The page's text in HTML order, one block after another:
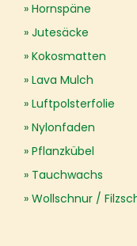
Hornspäne
Jutesäcke
Kokosmatten
Lava Mulch
Luftpolsterfolie
Nylonfaden
Pflanzkübel
Tauchwachs
Wollschnur /